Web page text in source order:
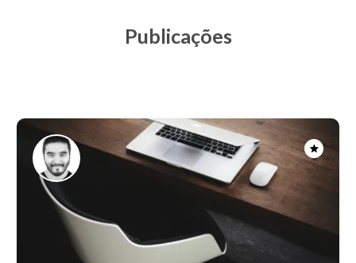
Publicações